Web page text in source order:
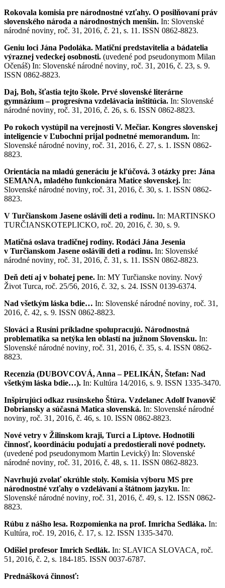
Rokovala komisia pre národnostné vzťahy. O posilňovaní práv
slovenského národa a národnostných menšín. In: Slovenské
národné noviny roč. 31, 2016, č. 21, s. 11. ISSN 0862-8823.
Geniu loci Jána Podoláka. Matiční predstavitelia a bádatelia
výraznej vedeckej osobnosti. (uvedené pod pseudonymom Milan
Očenáš) In: Slovenské národné noviny roč. 31, 2016, č. 23, s. 9.
ISSN 0862-8823.
Daj, Boh, šťastia tejto škole. Prvé slovenské literárne
gymnázium – progresívna vzdelávacia inštitúcia. In: Slovenské
národné noviny roč. 31, 2016, č. 26, s. 6. ISSN 0862-8823.
Po rokoch vystúpil na verejnosti V. Mečiar. Kongres slovenskej
inteligencie v Ľubochni prijal podnetné memorandum. In:
Slovenské národné noviny roč. 31, 2016, č. 27, s. 1. ISSN 0862-
8823.
Orientácia na mladú generáciu je kľúčová. 3 otázky pre: Jána
SEMANA, mladého funkcionára Matice slovenskej. In:
Slovenské národné noviny roč. 31, 2016, č. 30, s. 1. ISSN 0862-
8823.
V Turčianskom Jasene oslávili deti a rodinu. In: MARTINSKO
TURČIANSKOTEPLICKO, roč. 20, 2016, č. 30, s. 9.
Matičná oslava tradičnej rodiny. Rodáci Jána Jesenia
v Turčianskom Jasene oslávili deti a rodinu. In: Slovenské
národné noviny roč. 31, 2016, č. 31, s. 11. ISSN 0862-8823.
Deň detí aj v bohatej pene. In: MY Turčianske noviny. Nový
Život Turca, roč. 25/56, 2016, č. 32, s. 24. ISSN 0139-6374.
Nad všetkým láska bdie… In: Slovenské národné noviny roč. 31,
2016, č. 42, s. 9. ISSN 0862-8823.
Slováci a Rusíni príkladne spolupracujú. Národnostná
problematika sa netýka len oblastí na južnom Slovensku. In:
Slovenské národné noviny roč. 31, 2016, č. 35, s. 4. ISSN 0862-
8823.
Recenzia (DUBOVCOVÁ, Anna – PELIKÁN, Štefan: Nad
všetkým láska bdie…). In: Kultúra 14/2016, s. 9. ISSN 1335-3470.
Inšpirujúci odkaz rusínskeho Štúra. Vzdelanec Adolf Ivanovič
Dobriansky a súčasná Matica slovenská. In: Slovenské národné
noviny roč. 31, 2016, č. 46, s. 10. ISSN 0862-8823.
Nové vetry v Žilinskom kraji, Turci a Liptove. Hodnotili
činnosť, koordináciu podujatí a predostierali nové podnety.
(uvedené pod pseudonymom Martin Levický) In: Slovenské
národné noviny roč. 31, 2016, č. 48, s. 11. ISSN 0862-8823.
Navrhujú zvolať okrúhle stoly. Komisia výboru MS pre
národnostné vzťahy o vzdelávaní a štátnom jazyku. In:
Slovenské národné noviny roč. 31, 2016, č. 49, s. 12. ISSN 0862-
8823.
Rúbu z nášho lesa. Rozpomienka na prof. Imricha Sedláka. In:
Kultúra roč. 19, 2016, č. 17, s. 12. ISSN 1335-3470.
Odišiel profesor Imrich Sedlák. In: SLAVICA SLOVACA roč.
51, 2016, č. 2, s. 184-185. ISSN 0037-6787.
Prednášková činnosť: